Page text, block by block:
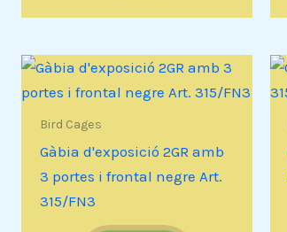
Bird Cages
Gàbia d'exposició 2GR amb
3 portes i frontal negre Art.
315/FN3